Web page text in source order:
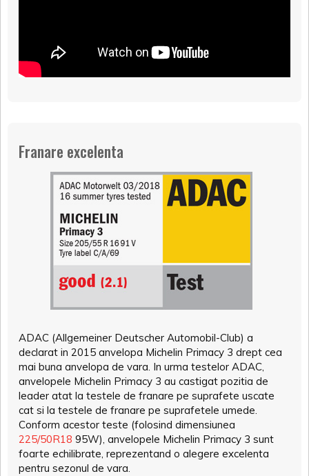
Franare excelenta
ADAC (Allgemeiner Deutscher Automobil-Club) a
declarat in 2015 anvelopa Michelin Primacy 3 drept cea
mai buna anvelopa de vara. In urma testelor ADAC,
anvelopele Michelin Primacy 3 au castigat pozitia de
leader atat la testele de franare pe suprafete uscate
cat si la testele de franare pe suprafetele umede.
Conform acestor teste (folosind dimensiunea
225/50R18 95W), anvelopele Michelin Primacy 3 sunt
foarte echilibrate, reprezentand o alegere excelenta
pentru sezonul de vara.